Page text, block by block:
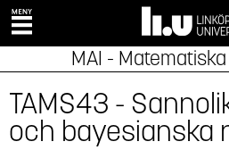
MAI -
TAMS43 -
och bayesianska